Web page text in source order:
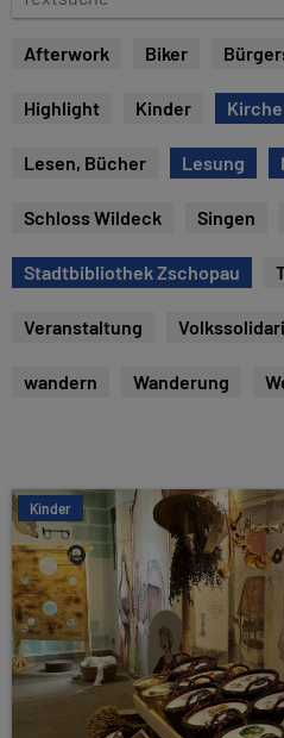
e
Afterwork Biker
Highlight Kinder Kirche
Lesen, Bücher Lesung
Schloss Wildeck Singen
Stadtbibliothek Zschopau
Veranstaltung
wandern Wanderung
Kinder